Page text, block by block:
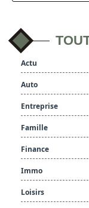
Actu
Auto
Entreprise
Famille
Finance
Immo
Loisirs